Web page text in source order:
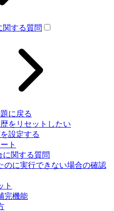
関する質問
に戻る
をリセットしたい
設定する
ト
に関する質問
のに実行できない場合の確認
ト
完機能